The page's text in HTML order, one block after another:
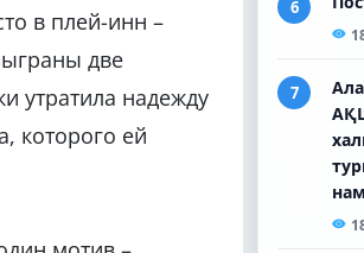
в плей-инн –
две
утратила надежду
которого ей